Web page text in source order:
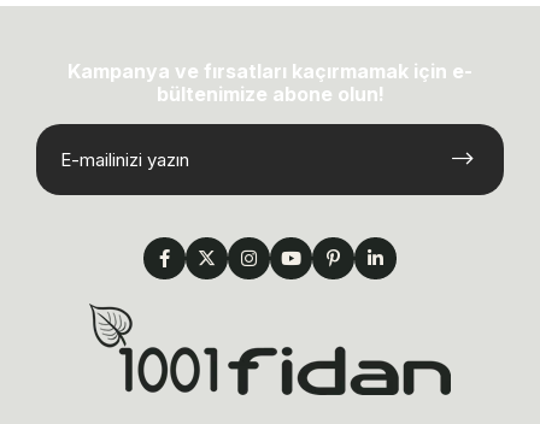
Kampanya ve fırsatları kaçırmamak için e-
bültenimize abone olun!